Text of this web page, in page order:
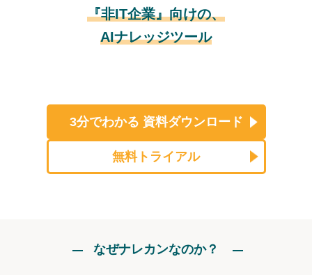
『非IT企業』向けの、
AIナレッジツール
3分でわかる 資料ダウンロード
無料トライアル
なぜナレカンなのか？